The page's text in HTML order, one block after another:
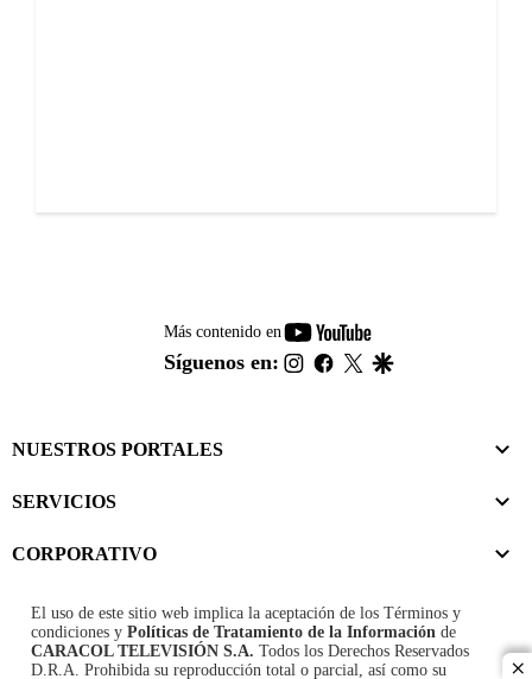
Más contenido en
youtube-
footer
Síguenos en: instagram
facebook
twitter
NUESTROS PORTALES
SERVICIOS
CORPORATIVO
El uso de este sitio web implica la aceptación de los Términos y
condiciones y Políticas de Tratamiento de la Información de
CARACOL TELEVISIÓN S.A. Todos los Derechos Reservados
D.R.A. Prohibida su reproducción total o parcial, así como su